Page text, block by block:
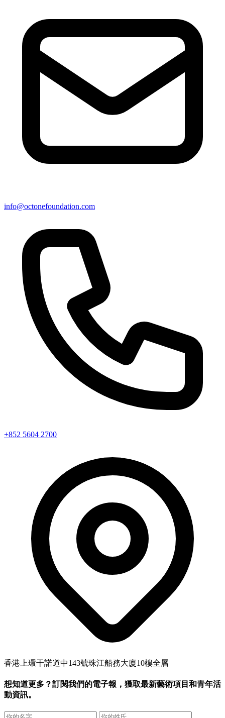
info@octonefoundation.com
+852 5604 2700
香港上環干諾道中143號珠江船務大廈10樓全層
想知道更多？訂閱我們的電子報，獲取最新藝術項目和青年活
動資訊。